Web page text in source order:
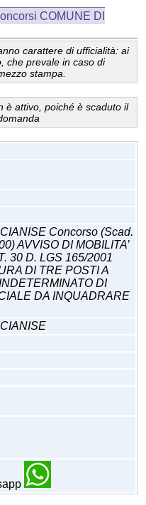
COMUNE DI
carattere di ufficialità: ai
che prevale in caso di
stampa.
è attivo, poiché è scaduto il
Concorso (Scad.
AVVISO DI MOBILITA’
30 D. LGS 165/2001
DI TRE POSTI A
DI
DA INQUADRARE